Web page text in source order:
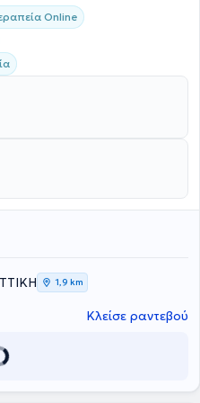
Online
1,9 km
Κλείσε ραντεβού